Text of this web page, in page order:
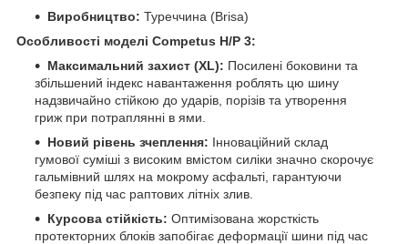
Виробництво: Туреччина (Brisa)
Особливості моделі Competus H/P 3:
Максимальний захист (XL): Посилені боковини та
збільшений індекс навантаження роблять цю шину
надзвичайно стійкою до ударів, порізів та утворення
гриж при потраплянні в ями.
Новий рівень зчеплення: Інноваційний склад
гумової суміші з високим вмістом силіки значно скорочує
гальмівний шлях на мокрому асфальті, гарантуючи
безпеку під час раптових літніх злив.
Курсова стійкість: Оптимізована жорсткість
протекторних блоків запобігає деформації шини під час